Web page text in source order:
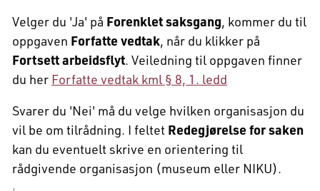
Velger du 'Ja' på Forenklet saksgang, kommer du til
oppgaven Forfatte vedtak, når du klikker på
Fortsett arbeidsflyt. Veiledning til oppgaven finner
du her Forfatte vedtak kml § 8, 1. ledd
Svarer du 'Nei' må du velge hvilken organisasjon du
vil be om tilrådning. I feltet Redegjørelse for saken
kan du eventuelt skrive en orientering til
rådgivende organisasjon (museum eller NIKU).